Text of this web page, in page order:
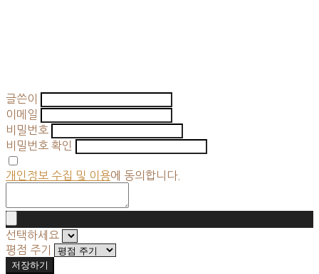
글쓴이
이메일
비밀번호
비밀번호 확인
개인정보 수집 및 이용에 동의합니다.
선택하세요
평점 주기
저장하기